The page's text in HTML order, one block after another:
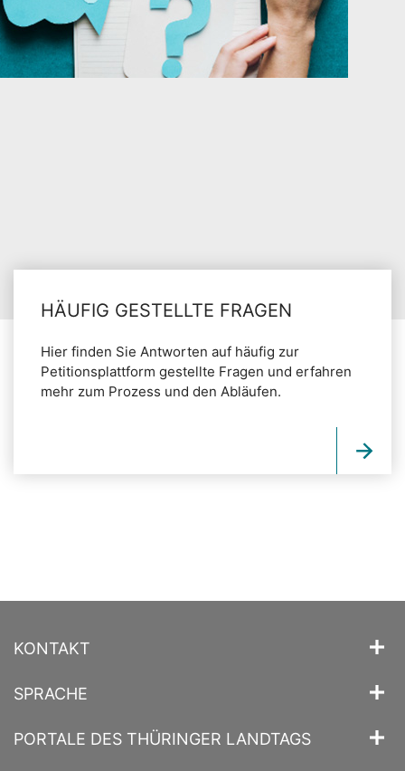
HÄUFIG GESTELLTE FRAGEN
Hier finden Sie Antworten auf häufig zur
Petitionsplattform gestellte Fragen und erfahren
mehr zum Prozess und den Abläufen.
KONTAKT
SPRACHE
PORTALE DES THÜRINGER LANDTAGS